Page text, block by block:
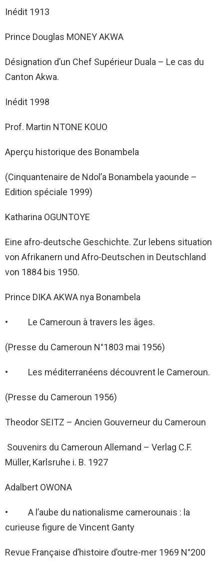
Inédit 1913
Prince Douglas MONEY AKWA
Désignation d’un Chef Supérieur Duala – Le cas du
Canton Akwa.
Inédit 1998
Prof. Martin NTONE KOUO
Aperçu historique des Bonambela
(Cinquantenaire de Ndol’a Bonambela yaounde –
Edition spéciale 1999)
Katharina OGUNTOYE
Eine afro-deutsche Geschichte. Zur lebens situation
von Afrikanern und Afro-Deutschen in Deutschland
von 1884 bis 1950.
Prince DIKA AKWA nya Bonambela
• Le Cameroun à travers les âges.
(Presse du Cameroun N°1803 mai 1956)
• Les méditerranéens découvrent le Cameroun.
(Presse du Cameroun 1956)
Theodor SEITZ – Ancien Gouverneur du Cameroun
Souvenirs du Cameroun Allemand – Verlag C.F.
Müller, Karlsruhe i. B. 1927
Adalbert OWONA
• A l’aube du nationalisme camerounais : la
curieuse figure de Vincent Ganty
Revue Française d’histoire d’outre-mer 1969 N°200